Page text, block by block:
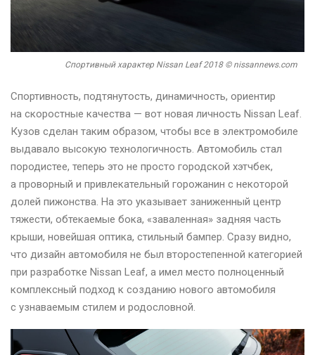
Спортивный характер Nissan Leaf 2018 © nissannews.com
Спортивность, подтянутость, динамичность, ориентир
на скоростные качества — вот новая личность Nissan Leaf.
Кузов сделан таким образом, чтобы все в электромобиле
выдавало высокую технологичность. Автомобиль стал
породистее, теперь это не просто городской хэтчбек,
а проворный и привлекательный горожанин с некоторой
долей пижонства. На это указывает заниженный центр
тяжести, обтекаемые бока, «заваленная» задняя часть
крыши, новейшая оптика, стильный бампер. Сразу видно,
что дизайн автомобиля не был второстепенной категорией
при разработке Nissan Leaf, а имел место полноценный
комплексный подход к созданию нового автомобиля
с узнаваемым стилем и родословной.